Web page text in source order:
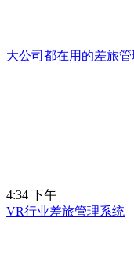
大公司都在用的差旅
4:34 下午
VR行业差旅管理系统